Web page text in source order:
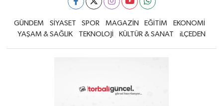
GÜNDEM SİYASET SPOR MAGAZİN EĞİTİM
EKONOMİ
YAŞAM & SAĞLIK
TEKNOLOJİ KÜLTÜR & SANAT iLÇEDEN